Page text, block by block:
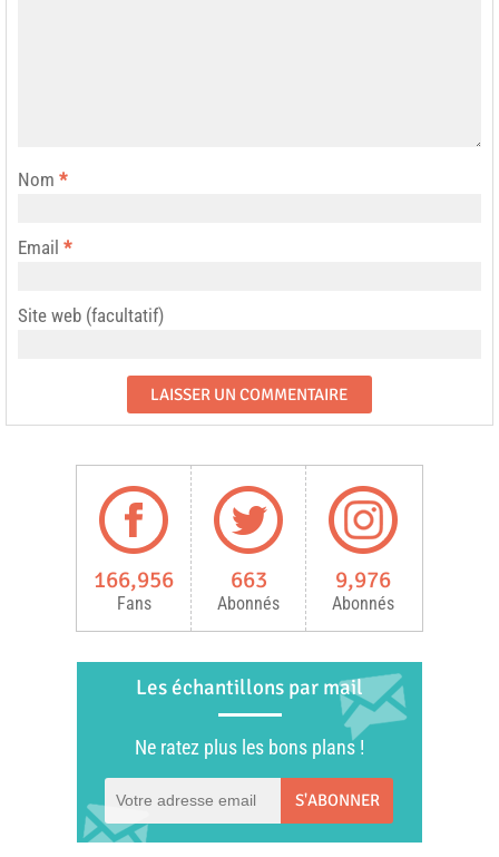
Nom *
Email *
Site web (facultatif)
166,956
Fans
663
Abonnés
9,976
Abonnés
Les échantillons par mail
Ne ratez plus les bons plans !
S'ABONNER